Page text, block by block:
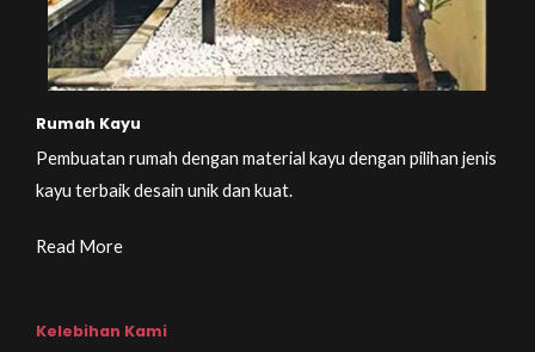
Rumah Kayu
Pembuatan rumah dengan material kayu dengan pilihan jenis
kayu terbaik desain unik dan kuat.
Read More
Kelebihan Kami